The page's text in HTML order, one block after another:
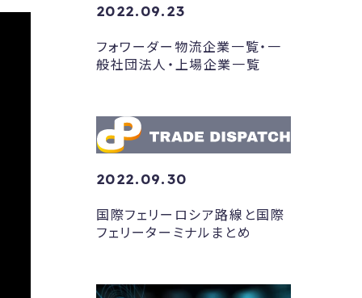
2022.09.23
フォワーダー物流企業一覧・一
般社団法人・上場企業一覧
2022.09.30
国際フェリーロシア路線と国際
フェリーターミナルまとめ